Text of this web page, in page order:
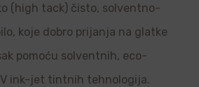
(high tack) čisto, solventno-
koje dobro prijanja na glatke
pomoću solventnih, eco-
ink-jet tintnih tehnologija.